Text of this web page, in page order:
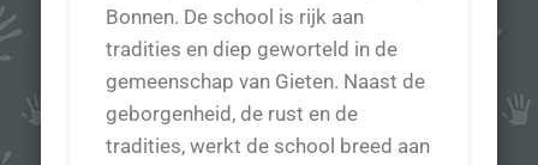
Bonnen. De school is rijk aan
tradities en diep geworteld in de
gemeenschap van Gieten. Naast de
geborgenheid, de rust en de
tradities, werkt de school breed aan